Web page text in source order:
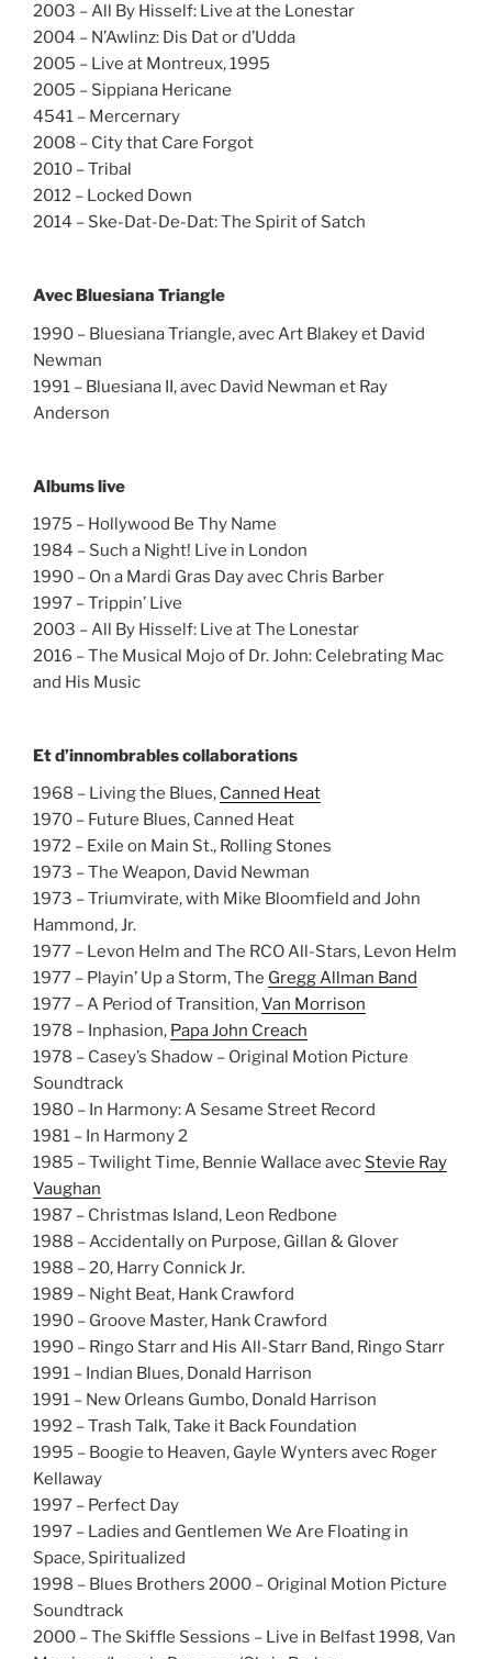
2003 – All By Hisself: Live at the Lonestar
2004 – N’Awlinz: Dis Dat or d’Udda
2005 – Live at Montreux, 1995
2005 – Sippiana Hericane
4541 – Mercernary
2008 – City that Care Forgot
2010 – Tribal
2012 – Locked Down
2014 – Ske-Dat-De-Dat: The Spirit of Satch
Avec Bluesiana Triangle
1990 – Bluesiana Triangle, avec Art Blakey et David
Newman
1991 – Bluesiana II, avec David Newman et Ray
Anderson
Albums live
1975 – Hollywood Be Thy Name
1984 – Such a Night! Live in London
1990 – On a Mardi Gras Day avec Chris Barber
1997 – Trippin’ Live
2003 – All By Hisself: Live at The Lonestar
2016 – The Musical Mojo of Dr. John: Celebrating Mac
and His Music
Et d’innombrables collaborations
1968 – Living the Blues, Canned Heat
1970 – Future Blues, Canned Heat
1972 – Exile on Main St., Rolling Stones
1973 – The Weapon, David Newman
1973 – Triumvirate, with Mike Bloomfield and John
Hammond, Jr.
1977 – Levon Helm and The RCO All-Stars, Levon Helm
1977 – Playin’ Up a Storm, The Gregg Allman Band
1977 – A Period of Transition,Van Morrison
1978 – Inphasion, Papa John Creach
1978 – Casey’s Shadow – Original Motion Picture
Soundtrack
1980 – In Harmony: A Sesame Street Record
1981 – In Harmony 2
1985 – Twilight Time, Bennie Wallace avec Stevie Ray
Vaughan
1987 – Christmas Island, Leon Redbone
1988 – Accidentally on Purpose, Gillan & Glover
1988 – 20, Harry Connick Jr.
1989 – Night Beat, Hank Crawford
1990 – Groove Master, Hank Crawford
1990 – Ringo Starr and His All-Starr Band, Ringo Starr
1991 – Indian Blues, Donald Harrison
1991 – New Orleans Gumbo, Donald Harrison
1992 – Trash Talk, Take it Back Foundation
1995 – Boogie to Heaven, Gayle Wynters avec Roger
Kellaway
1997 – Perfect Day
1997 – Ladies and Gentlemen We Are Floating in
Space, Spiritualized
1998 – Blues Brothers 2000 – Original Motion Picture
Soundtrack
2000 – The Skiffle Sessions – Live in Belfast 1998, Van